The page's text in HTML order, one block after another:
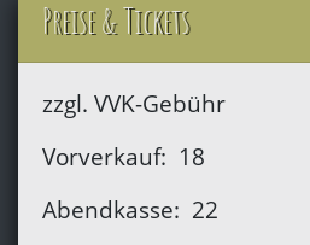
Preise & Tickets
zzgl. VVK-Gebühr
Vorverkauf: 18
Abendkasse: 22